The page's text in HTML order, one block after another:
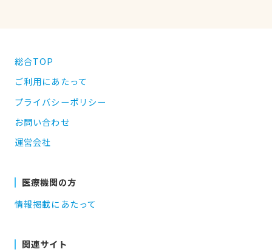
総合TOP
ご利用にあたって
プライバシーポリシー
お問い合わせ
運営会社
医療機関の方
情報掲載にあたって
関連サイト